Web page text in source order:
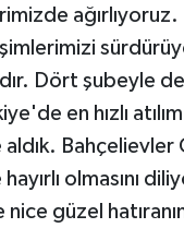
Dört şubeyle
en hızlı
hayırlı olmasını
nice güzel